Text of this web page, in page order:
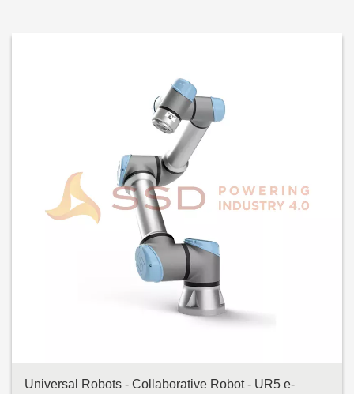
Universal Robots - Collaborative Robot - UR5 e-